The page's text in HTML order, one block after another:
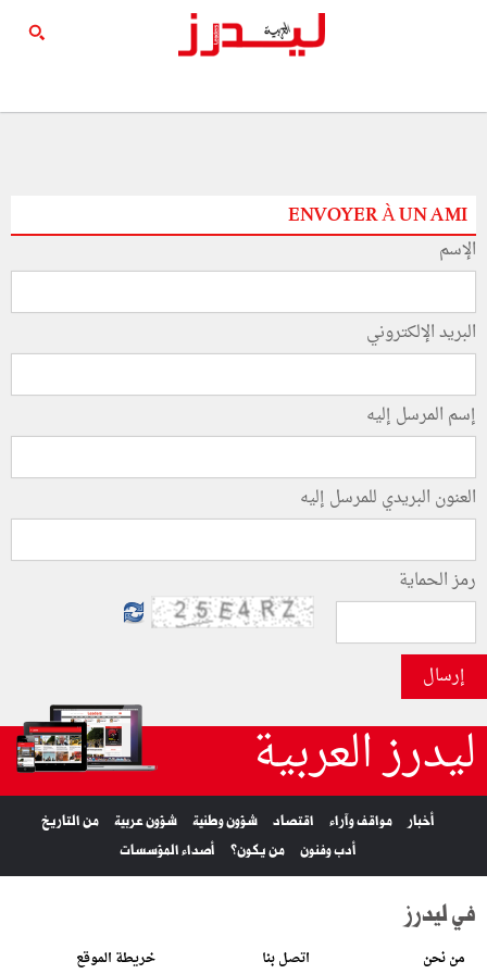
ENVOYER À UN AMI
الإسم
البريد الإلكتروني
إسم المرسل إليه
العنون البريدي للمرسل إليه
رمز الحماية
إرسال
ليدرز العربية
أخبار مواقف وآراء اقتصاد شؤون وطنية شؤون عربية
من التاريخ
أدب وفنون
من يكون؟ أصداء المؤسسات
في ليدرز
من نحن اتصل بنا خريطة الموقع